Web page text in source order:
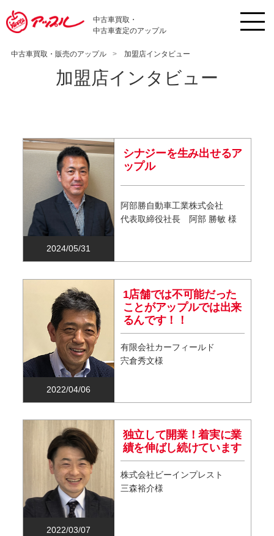
中古車買取・
中古車査定のアップル
中古車買取・販売のアップル 加盟店インタビュー
加盟店インタビュー
シナジーを生み出せるア
ップル
阿部勝自動車工業株式会社
代表取締役社長 阿部 勝敏 様
2024/05/31
1店舗では不可能だった
ことがアップルでは出来
るんです！！
有限会社カーフィールド
宍倉秀文様
2022/04/06
独立して開業！着実に業
績を伸ばし続けています
株式会社ビーインプレスト
三森裕介様
2022/03/07